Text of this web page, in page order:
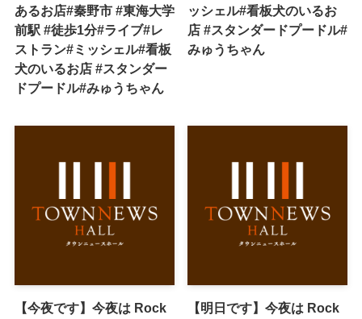
あるお店#秦野市 #東海大学
前駅 #徒歩1分#ライブ#レ
ストラン#ミッシェル#看板
犬のいるお店 #スタンダー
ドプードル#みゅうちゃん
ッシェル#看板犬のいるお
店 #スタンダードプードル#
みゅうちゃん
【今夜です】今夜は Rock
【明日です】今夜は Rock